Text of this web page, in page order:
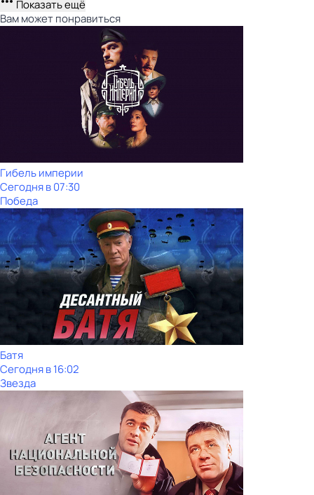
Показать ещё
Вам может понравиться
Гибель империи
Сегодня в 07:30
Победа
Батя
Сегодня в 16:02
Звезда